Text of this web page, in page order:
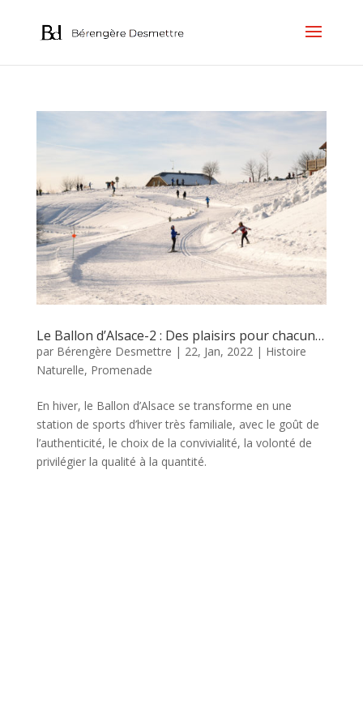
Le Ballon d’Alsace-2 : Des plaisirs pour chacun…
par Bérengère Desmettre | 22, Jan, 2022| Histoire
Naturelle, Promenade
En hiver, le Ballon d’Alsace se transforme en une
station de sports d’hiver très familiale, avec le goût de
l’authenticité, le choix de la convivialité, la volonté de
privilégier la qualité à la quantité.